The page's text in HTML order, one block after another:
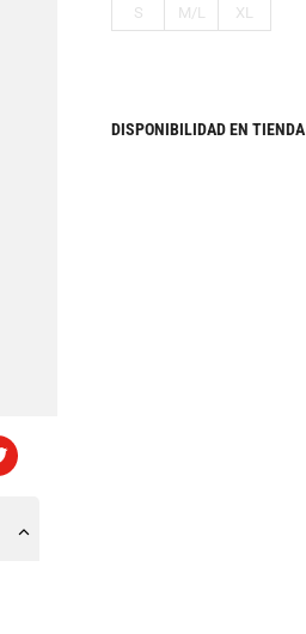
S
M/L XL
DISPONIBILIDAD EN TIENDA